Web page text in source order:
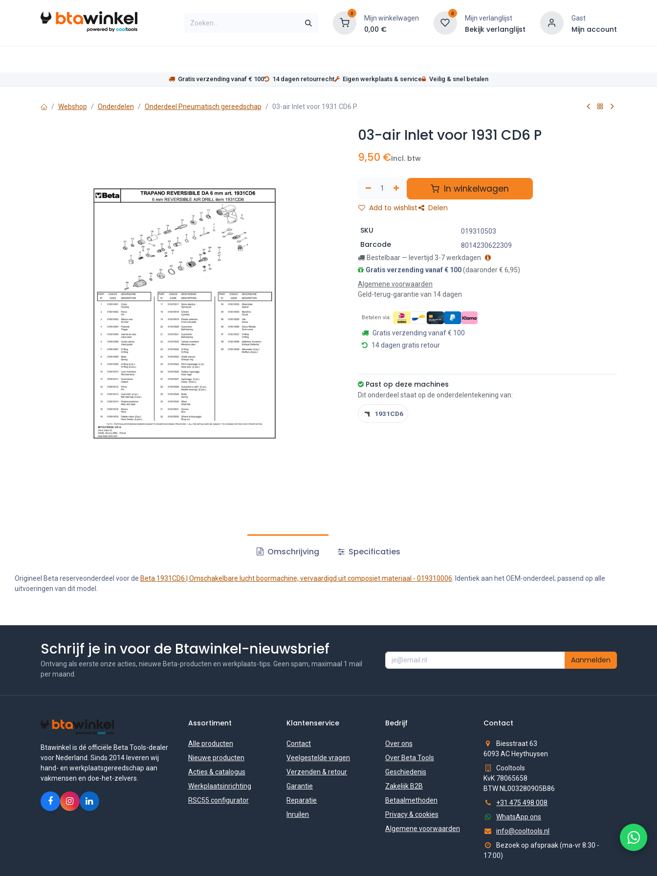
0
Mijn winkelwagen
0,00 €
0
Mijn verlanglijst
Bekijk verlanglijst
Gast
Mijn account
Gratis verzending vanaf € 100 14 dagen retourrecht Eigen werkplaats & service Veilig & snel betalen
Webshop Onderdelen Onderdeel Pneumatisch gereedschap 03-air Inlet voor 1931 CD6 P
03-air Inlet voor 1931 CD6 P
9,50 €Incl. btw
In winkelwagen
Add to wishlist Delen
SKU 019310503
Barcode
8014230622309
Bestelbaar — levertijd 3-7 werkdagen
Gratis verzending vanaf € 100(daaronder € 6,95)
Algemene voorwaarden
Geld-terug-garantie van 14 dagen
Betalen via:
Gratis verzending vanaf € 100
14 dagen gratis retour
Past op deze machines
Dit onderdeel staat op de onderdelentekening van:
1931CD6
Omschrijving Specificaties
Origineel Beta reserveonderdeel voor de Beta 1931CD6 | Omschakelbare lucht boormachine, vervaardigd uit composiet materiaal - 019310006 . Identiek aan het OEM-onderdeel; passend op alle
uitvoeringen van dit model.
Schrijf je in voor de Btawinkel-nieuwsbrief
Ontvang als eerste onze acties, nieuwe Beta-producten en werkplaats-tips. Geen spam, maximaal 1 mail
per maand.
Aanmelden
Btawinkel is dé officiële Beta Tools-dealer
voor Nederland. Sinds 2014 leveren wij
hand- en werkplaatsgereedschap aan
vakmensen en doe-het-zelvers.
Assortiment
Alle producten
Nieuwe producten
Acties & catalogus
Werkplaatsinrichting
RSC55 configurator
Klantenservice
Contact
Veelgestelde vragen
Verzenden & retour
Garantie
Reparatie
Inruilen
Bedrijf
Over ons
Over Beta Tools
Geschiedenis
Zakelijk B2B
Betaalmethoden
Privacy & cookies
Algemene voorwaarden
Contact
Biesstraat 63
6093 AC Heythuysen
Cooltools
KvK 78065658
BTW NL003280905B86
+31 475 498 008
WhatsApp ons
info@cooltools.nl
Bezoek op afspraak (ma-vr 8:30 -
17:00)